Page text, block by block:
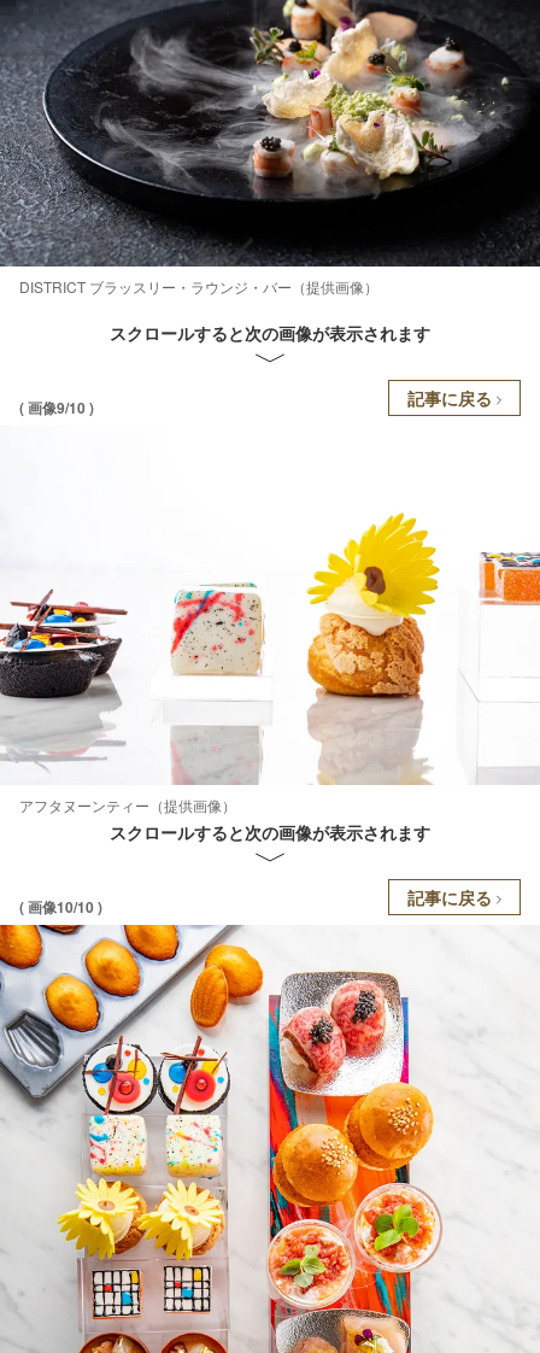
DISTRICT ブラッスリー・ラウンジ・バー（提供画像）
スクロールすると次の画像が表示されます
( 画像9/10 ) 記事に戻る
アフタヌーンティー（提供画像）
スクロールすると次の画像が表示されます
( 画像10/10 ) 記事に戻る